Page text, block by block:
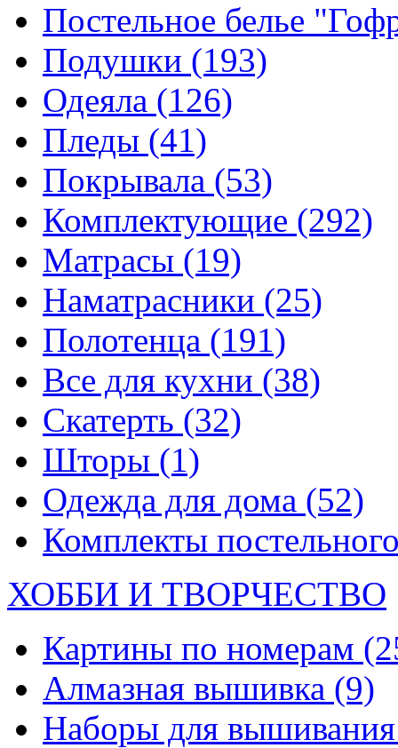
Постельное белье
Подушки (193)
Одеяла (126)
Пледы (41)
Покрывала (53)
Комплектующие (292)
Матрасы (19)
Наматрасники (25)
Полотенца (191)
Все для кухни (38)
Скатерть (32)
Шторы (1)
Одежда для дома (52)
Комплекты
ХОББИ И ТВОРЧЕСТВО
Картины по номерам
Алмазная вышивка (9)
Наборы для